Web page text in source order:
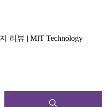
리뷰 | MIT Technology